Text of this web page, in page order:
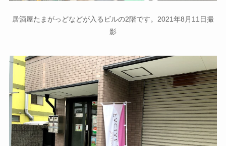
居酒屋たまがっどなどが入るビルの2階です。2021年8月11日撮
影